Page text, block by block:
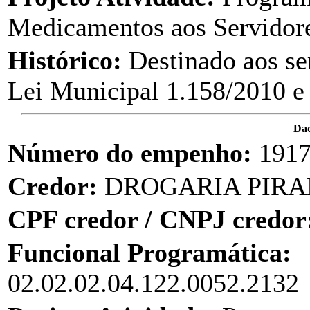
Medicamentos aos
Histórico: Destinado aos
Lei Municipal 1.158/2010
Número do empenho:
Credor: DROGARIA
CPF credor / CNPJ
Funcional Programática:
02.02.02.04.122.0052.2132